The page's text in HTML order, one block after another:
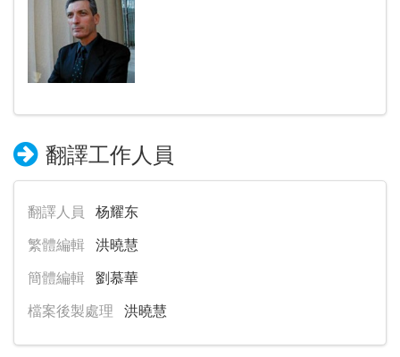
翻譯工作人員
翻譯人員 杨耀东
繁體編輯 洪曉慧
簡體編輯 劉慕華
檔案後製處理 洪曉慧